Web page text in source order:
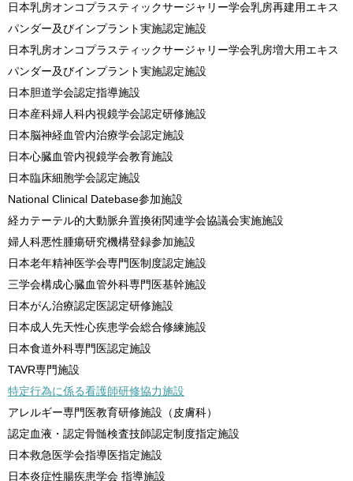
日本乳房オンコプラスティックサージャリー学会乳房再建用エキス
パンダー及びインプラント実施認定施設
日本乳房オンコプラスティックサージャリー学会乳房増大用エキス
パンダー及びインプラント実施認定施設
日本胆道学会認定指導施設
日本産科婦人科内視鏡学会認定研修施設
日本脳神経血管内治療学会認定施設
日本心臓血管内視鏡学会教育施設
日本臨床細胞学会認定施設
National Clinical Datebase参加施設
経カテーテル的大動脈弁置換術関連学会協議会実施施設
婦人科悪性腫瘍研究機構登録参加施設
日本老年精神医学会専門医制度認定施設
三学会構成心臓血管外科専門医基幹施設
日本がん治療認定医認定研修施設
日本成人先天性心疾患学会総合修練施設
日本食道外科専門医認定施設
TAVR専門施設
特定行為に係る看護師研修協力施設
アレルギー専門医教育研修施設（皮膚科）
認定血液・認定骨髄検査技師認定制度指定施設
日本救急医学会指導医指定施設
日本炎症性腸疾患学会 指導施設